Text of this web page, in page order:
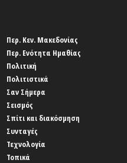
Περ. Κεν. Μακεδονίας
Περ. Ενότητα Ημαθίας
Πολιτική
Πολιτιστικά
Σαν Σήμερα
Σεισμός
Σπίτι και διακόσμηση
Συνταγές
Τεχνολογία
Τοπικά